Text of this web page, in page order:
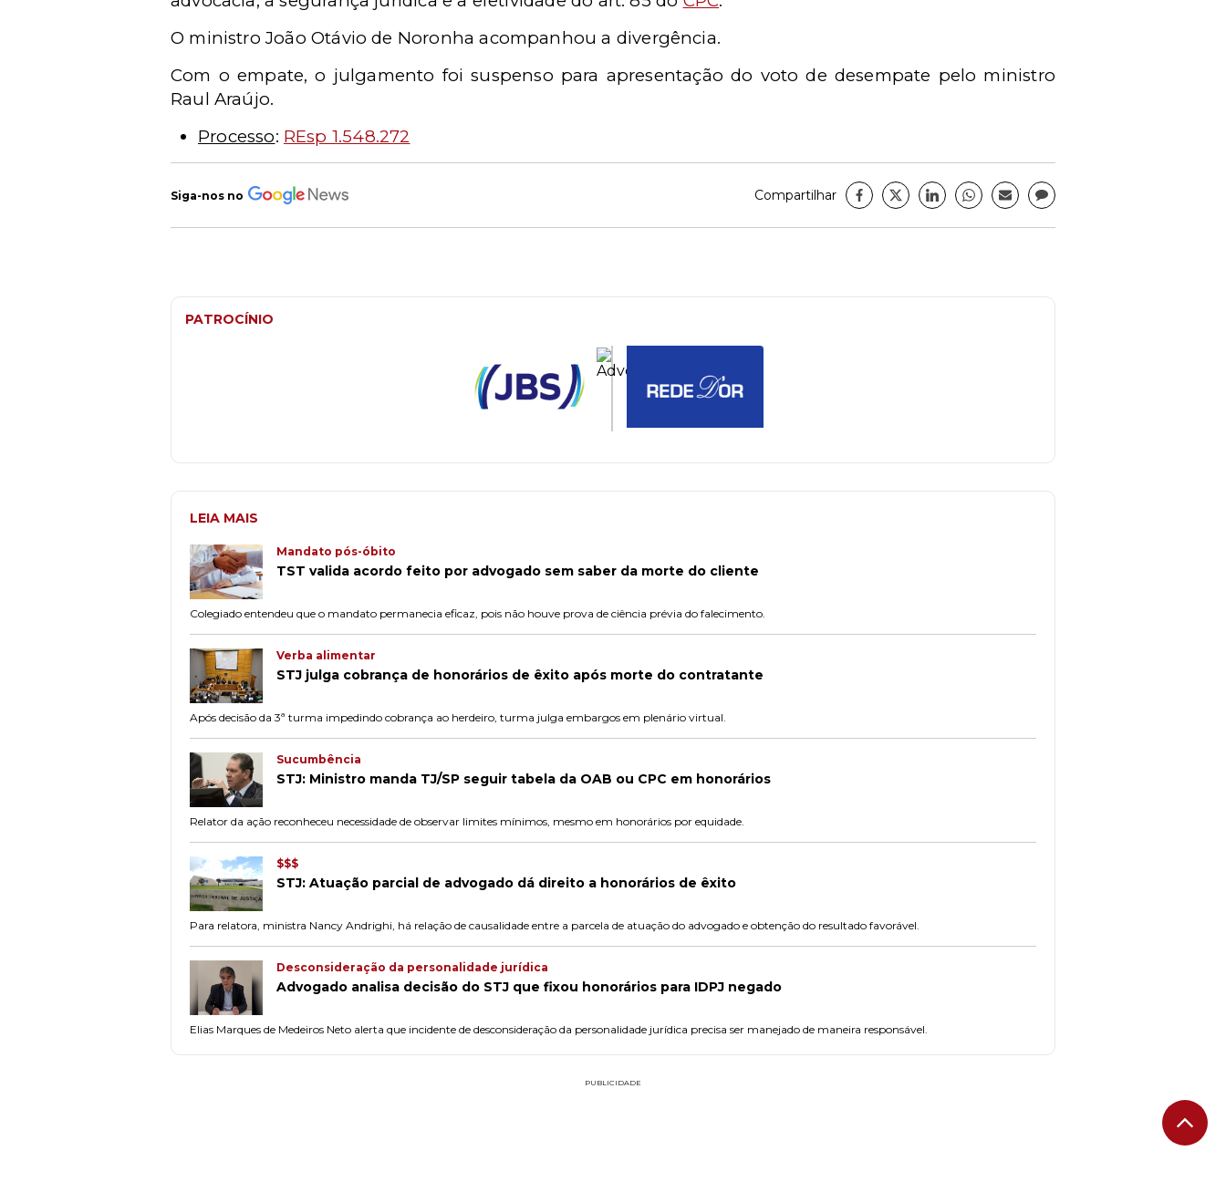
O ministro João Otávio de Noronha acompanhou a divergência.
Com o empate, o julgamento foi suspenso para apresentação do voto de desempate pelo ministro
Raul Araújo.
Processo: REsp 1.548.272
Siga-nos no Compartilhar
PATROCÍNIO
LEIA MAIS
Mandato pós-óbito
TST valida acordo feito por advogado sem saber da morte do cliente
Colegiado entendeu que o mandato permanecia eficaz, pois não houve prova de ciência prévia do falecimento.
Verba alimentar
STJ julga cobrança de honorários de êxito após morte do contratante
Após decisão da 3ª turma impedindo cobrança ao herdeiro, turma julga embargos em plenário virtual.
Sucumbência
STJ: Ministro manda TJ/SP seguir tabela da OAB ou CPC em honorários
Relator da ação reconheceu necessidade de observar limites mínimos, mesmo em honorários por equidade.
$$$
STJ: Atuação parcial de advogado dá direito a honorários de êxito
Para relatora, ministra Nancy Andrighi, há relação de causalidade entre a parcela de atuação do advogado e obtenção do resultado favorável.
Desconsideração da personalidade jurídica
Advogado analisa decisão do STJ que fixou honorários para IDPJ negado
Elias Marques de Medeiros Neto alerta que incidente de desconsideração da personalidade jurídica precisa ser manejado de maneira responsável.
PUBLICIDADE